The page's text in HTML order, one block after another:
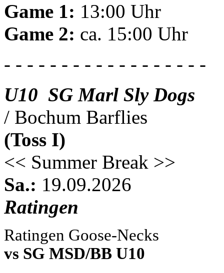
Game 1: 13:00 Uhr
Game 2: ca. 15:00 Uhr
- - - - - - - - - - - - - - - - - -
U10 SG Marl Sly Dogs
/ Bochum Barflies
(Toss I)
<< Summer Break >>
Sa.: 19.09.2026
Ratingen
Ratingen Goose-Necks
vs SG MSD/BB U10